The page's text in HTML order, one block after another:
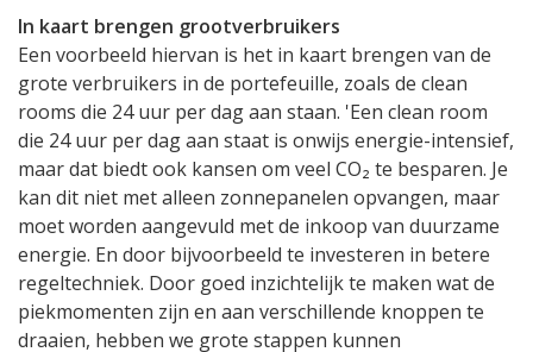
In kaart brengen grootverbruikers
Een voorbeeld hiervan is het in kaart brengen van de
grote verbruikers in de portefeuille, zoals de clean
rooms die 24 uur per dag aan staan. 'Een clean room
die 24 uur per dag aan staat is onwijs energie-intensief,
maar dat biedt ook kansen om veel CO₂ te besparen. Je
kan dit niet met alleen zonnepanelen opvangen, maar
moet worden aangevuld met de inkoop van duurzame
energie. En door bijvoorbeeld te investeren in betere
regeltechniek. Door goed inzichtelijk te maken wat de
piekmomenten zijn en aan verschillende knoppen te
draaien, hebben we grote stappen kunnen